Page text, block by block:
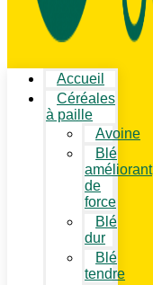
Accueil
Céréales
à paille
Avoine
Blé
améliorant
de
force
Blé
dur
Blé
tendre